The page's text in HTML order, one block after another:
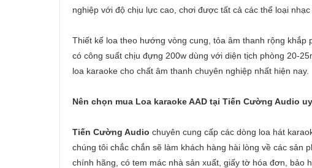
nghiệp với độ chịu lực cao, chơi được tất cả các thể loại
Thiết kế loa theo hướng vòng cung, tỏa âm thanh rộng
có công suất chịu đựng 200w dùng với diện tịch phòng 20-
loa karaoke cho chất âm thanh chuyên nghiệp nhất hiện nay.
Nên chọn mua Loa karaoke AAD tại Tiến Cường Audio
Tiến Cường Audio chuyên cung cấp các dòng loa hát
chúng tôi chắc chắn sẽ làm khách hàng hài lòng về các sản
chính hãng, có tem mác nhà sản xuất, giấy tờ hóa đơn, bảo